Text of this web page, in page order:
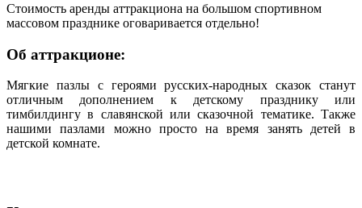
Стоимость аренды аттракциона на большом спортивном
массовом празднике оговаривается отдельно!
Об аттракционе:
Мягкие пазлы с героями русских-народных сказок станут
отличным дополнением к детскому празднику или
тимбилдингу в славянской или сказочной тематике. Также
нашими пазлами можно просто на время занять детей в
детской комнате.